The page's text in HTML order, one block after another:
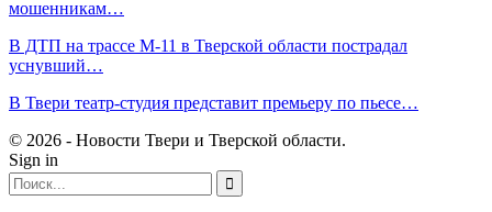
мошенникам…
В ДТП на трассе М-11 в Тверской области пострадал
уснувший…
В Твери театр-студия представит премьеру по пьесе…
© 2026 - Новости Твери и Тверской области.
Sign in